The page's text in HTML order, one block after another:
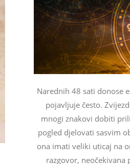
Narednih 48 sati donose
pojavljuje često.
mnogi znakovi dobiti
pogled djelovati sasvim
ona imati veliki uticaj na
razgovor, neočekivana